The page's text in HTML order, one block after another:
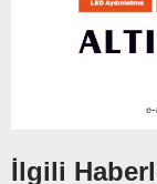
İlgili